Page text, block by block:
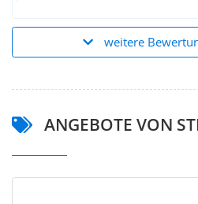
weitere
ANGEBOTE VON